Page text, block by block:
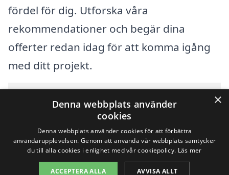
fördel för dig. Utforska våra
rekommendationer och begär dina
offerter redan idag för att komma igång
med ditt projekt.
Översikt över svenska städer som börjar med J
Sök efter en skicklig smed i andra städer i Sverige
Copyright 2026 - Pilanto Aps
×
Denna webbplats använder
cookies
Denna webbplats använder cookies för att förbättra
användarupplevelsen. Genom att använda vår webbplats samtycker
du till alla cookies i enlighet med vår cookiepolicy. Läs mer
ACCEPTERA ALLA AVVISA ALLT